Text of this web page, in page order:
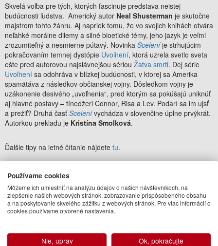
Skvelá voľba pre tých, ktorých fascinuje predstava neistej
budúcnosti ľudstva. Americký autor Neal Shusterman je skutočne
majstrom tohto žánru. Aj napriek tomu, že vo svojich knihách otvára
neľahké morálne dilemy a silné bioetické témy, jeho jazyk je veľmi
zrozumiteľný a nesmierne pútavý. Novinka Sceleníje strhujúcim
pokračovaním temnej dystópie Uvoľnení, ktorá uzrela svetlo sveta
ešte pred autorovou najslávnejšou sériou Žatva smrti. Dej série
Uvoľnení sa odohráva v blízkej budúcnosti, v ktorej sa Amerika
spamätáva z následkov občianskej vojny. Dôsledkom vojny je
uzákonenie desivého „uvoľnenia“, pred ktorým sa pokúšajú uniknúť
aj hlavné postavy – tínedžeri Connor, Risa a Lev. Podarí sa im ujsť
a prežiť? Druhá časťScelenívychádza v slovenčine úplne prvýkrát.
Autorkou prekladu je Kristína Smolková.
Ďalšie tipy na letné čítanie nájdete tu.
Používame cookies
Môžeme ich umiestniť na analýzu údajov o našich návštevníkoch, na
zlepšenie našich webových stránok, zobrazovanie prispôsobeného obsahu
a na poskytovanie skvelého zážitku z webových stránok. Pre viac informácií o
cookies používame otvorené nastavenia.
Nie, uprav Ok, pokračujte